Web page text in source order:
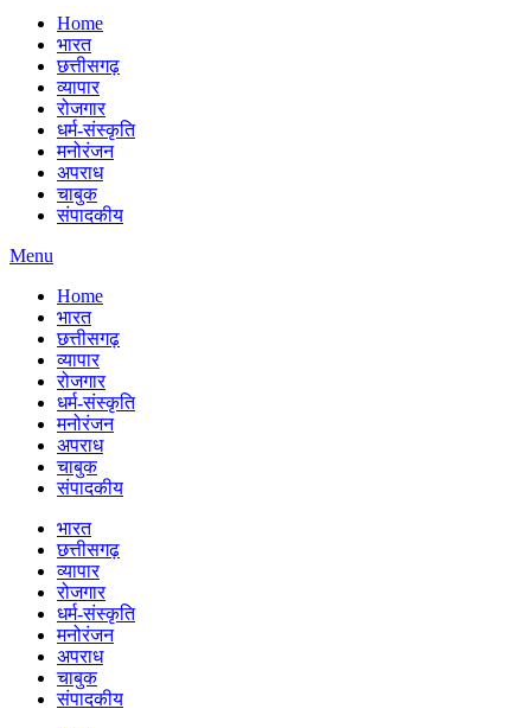
Home
भारत
छत्तीसगढ़
व्यापार
रोजगार
धर्म-संस्कृति
मनोरंजन
अपराध
चाबुक
संपादकीय
Menu
Home
भारत
छत्तीसगढ़
व्यापार
रोजगार
धर्म-संस्कृति
मनोरंजन
अपराध
चाबुक
संपादकीय
भारत
छत्तीसगढ़
व्यापार
रोजगार
धर्म-संस्कृति
मनोरंजन
अपराध
चाबुक
संपादकीय